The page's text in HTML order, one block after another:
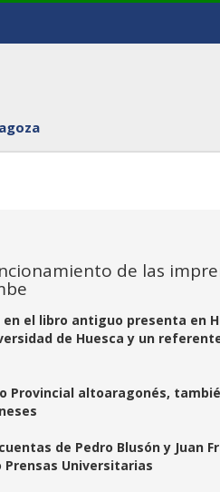
de las
el libro antiguo presenta en
de Huesca y un
Provincial altoaragonés,
de Pedro Blusón y Juan
Prensas Universitarias